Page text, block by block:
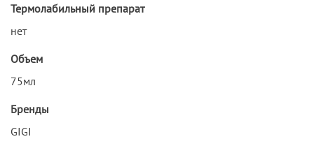
Термолабильный препарат
нет
Объем
75мл
Бренды
GIGI